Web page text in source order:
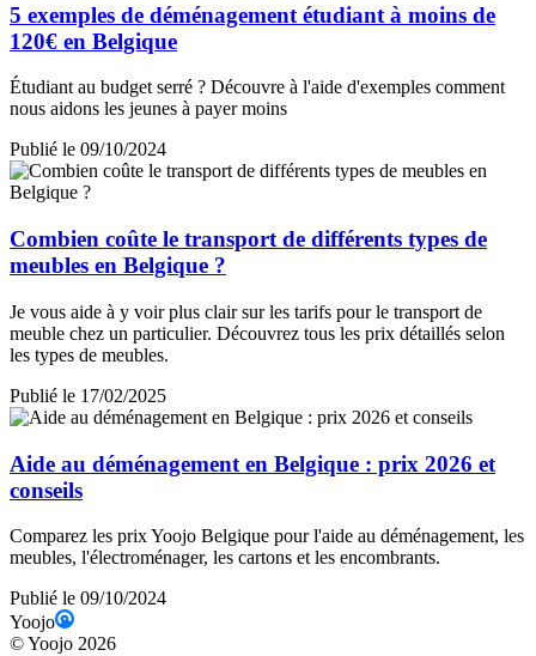
5 exemples de déménagement étudiant à moins de
120€ en Belgique
Étudiant au budget serré ? Découvre à l'aide d'exemples comment
nous aidons les jeunes à payer moins
Publié le 09/10/2024
Combien coûte le transport de différents types de
meubles en Belgique ?
Je vous aide à y voir plus clair sur les tarifs pour le transport de
meuble chez un particulier. Découvrez tous les prix détaillés selon
les types de meubles.
Publié le 17/02/2025
Aide au déménagement en Belgique : prix 2026 et
conseils
Comparez les prix Yoojo Belgique pour l'aide au déménagement, les
meubles, l'électroménager, les cartons et les encombrants.
Publié le 09/10/2024
Yoojo
©Yoojo 2026